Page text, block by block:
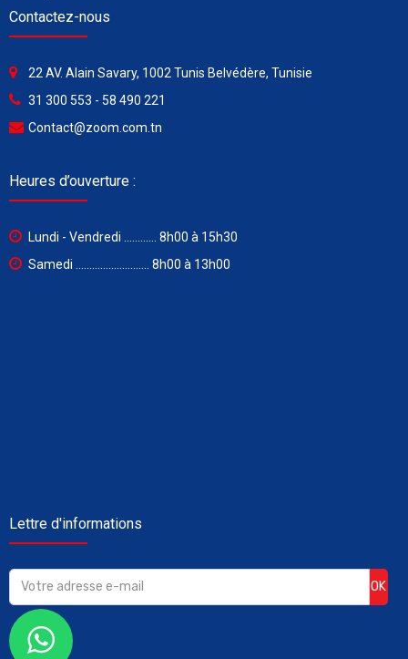
Contactez-nous
22 AV. Alain Savary, 1002 Tunis Belvédère, Tunisie
31 300 553 - 58 490 221
Contact@zoom.com.tn
Heures d’ouverture :
Lundi - Vendredi ............ 8h00 à 15h30
Samedi ........................... 8h00 à 13h00
Lettre d'informations
OK